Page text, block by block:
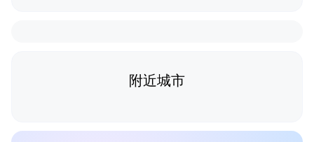
附近城市